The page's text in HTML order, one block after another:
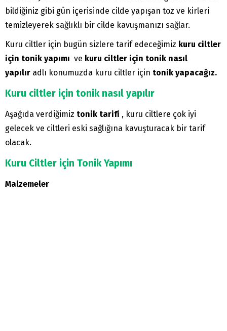
bildiğiniz gibi gün içerisinde cilde yapışan toz ve kirleri
temizleyerek sağlıklı bir cilde kavuşmanızı sağlar.
Kuru ciltler için bugün sizlere tarif edeceğimiz kuru ciltler
için tonik yapımı ve kuru ciltler için tonik nasıl
yapılır adlı konumuzda kuru ciltler için tonik yapacağız.
Kuru ciltler için tonik nasıl yapılır
Aşağıda verdiğimiz tonik tarifi , kuru ciltlere çok iyi
gelecek ve ciltleri eski sağlığına kavuşturacak bir tarif
olacak.
Kuru Ciltler için Tonik Yapımı
Malzemeler